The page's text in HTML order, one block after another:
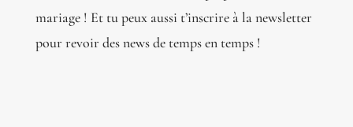
mariage ! Et tu peux aussi t’inscrire à la newsletter
pour revoir des news de temps en temps !